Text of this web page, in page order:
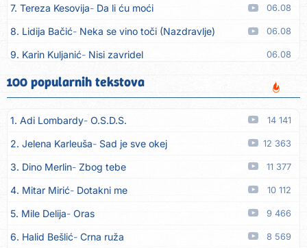
7. Tereza Kesovija Da li ću moći 06.08
8. Lidija Bačić Neka se vino toči (Nazdravlje) 06.08
9. Karin Kuljanić Nisi zavridel 06.08
10. Tamara Brusić Nigdi ni lipo ko doma
11. Tamara Brusić Biž´mo ća 06.08
12. Rusko Richie Bila si, bila 06.08
13. Rusko Richie Ti i ja 06.08
14. Azra Husarkić Ako treba 06.08
15. Azra Husarkić Ljubavnice 06.08
16. Azra Husarkić 06.08
17. Azra Husarkić Premalo 06.08
100 popularnih tekstova
1. Adi Lombardy O.S.D.S. 14 141
2. Jelena Karleuša Sad je sve okej 12 363
3. Dino Merlin Zbog tebe 11 377
4. Mitar Mirić Dotakni me 10 112
5. Mile Delija Oras 9 466
6. Halid Bešlić Crna ruža 8 569